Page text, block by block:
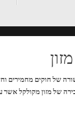
של חוקים מחמירים
של מזון מקולקל אשר